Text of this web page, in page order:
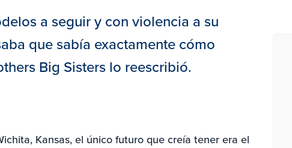
a seguir y con violencia a su
que sabía exactamente cómo
Big Sisters lo reescribió.
Kansas, el único futuro que creía tener era el